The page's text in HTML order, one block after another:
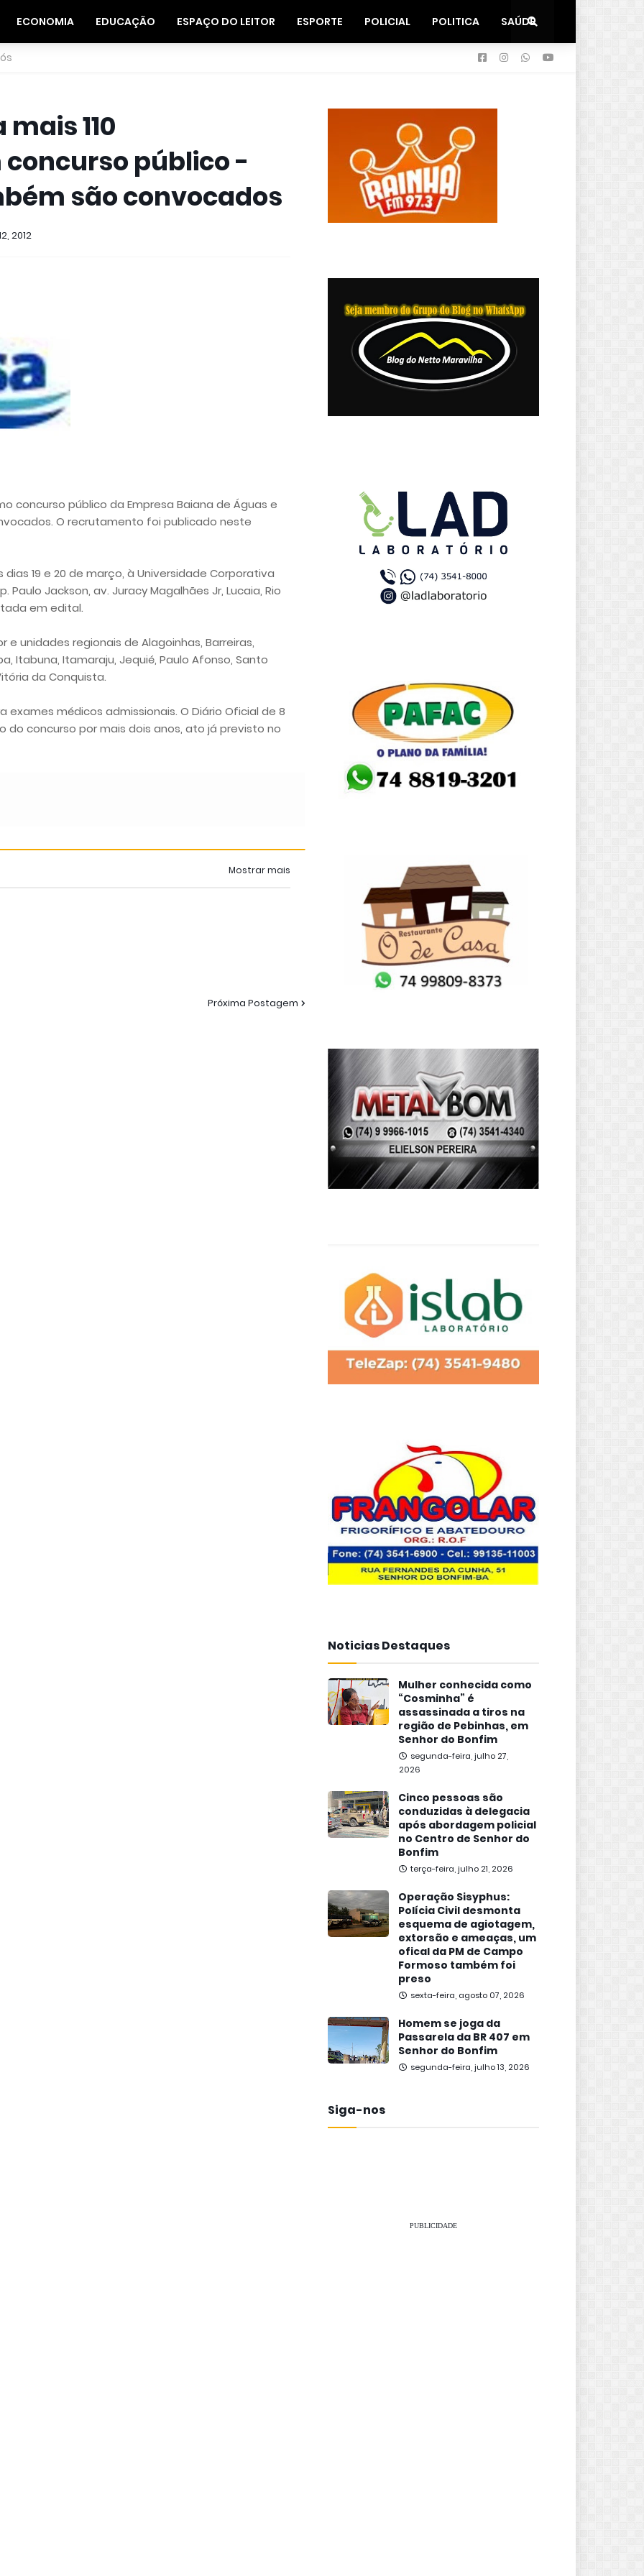
ECONOMIA EDUCAÇÃO ESPAÇO DO LEITOR ESPORTE POLICIAL POLITICA SAÚDE
110
público -
são convocados
2012
concurso público da Empresa Baiana de Águas e
O recrutamento foi publicado neste
19 e 20 de março, à Universidade Corporativa
Paulo Jackson, av. Juracy Magalhães Jr, Lucaia, Rio
em edital.
unidades regionais de Alagoinhas, Barreiras,
Itabuna, Itamaraju, Jequié, Paulo Afonso, Santo
da Conquista.
médicos admissionais. O Diário Oficial de 8
do concurso por mais dois anos, ato já previsto no
Mostrar mais
Próxima Postagem
Noticias Destaques
Mulher conhecida como
“Cosminha” é
assassinada a tiros na
região de Pebinhas, em
Senhor do Bonfim
segunda-feira, julho 27,
2026
Cinco pessoas são
conduzidas à delegacia
após abordagem policial
no Centro de Senhor do
Bonfim
terça-feira, julho 21, 2026
Operação Sisyphus:
Polícia Civil desmonta
esquema de agiotagem,
extorsão e ameaças, um
ofical da PM de Campo
Formoso também foi
preso
sexta-feira, agosto 07, 2026
Homem se joga da
Passarela da BR 407 em
Senhor do Bonfim
segunda-feira, julho 13, 2026
Siga-nos
PUBLICIDADE